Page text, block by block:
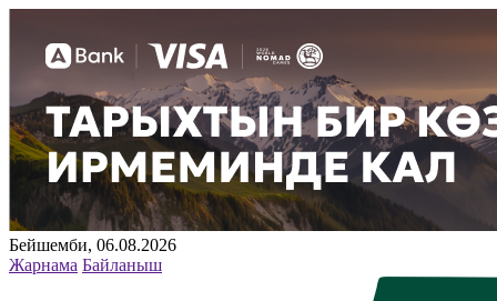
Бейшемби, 06.08.2026
Жарнама Байланыш